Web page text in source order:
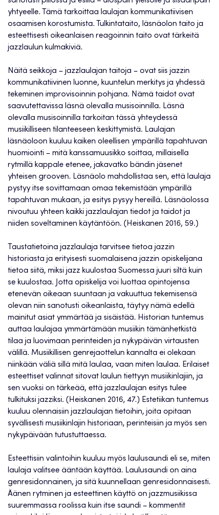
yhtyeelle. Tämä tarkoittaa laulajan kommunikatiivisen
osaamisen korostumista. Tulkintataito, läsnäolon taito ja
esteettisesti oikeanlaisen reagoinnin taito ovat tärkeitä
jazzlaulun kulmakiviä.
Näitä seikkoja – jazzlaulajan taitoja – ovat siis jazzin
kommunikatiivinen luonne, kuuntelun merkitys ja yhdessä
tekeminen improvisoinnin pohjana. Nämä taidot ovat
saavutettavissa läsnä olevalla musisoinnilla. Läsnä
olevalla musisoinnilla tarkoitan tässä yhteydessä
musiikilliseen tilanteeseen keskittymistä. Laulajan
läsnäoloon kuuluu kaiken oleellisen ympärillä tapahtuvan
huomiointi – mitä kanssamuusikko soittaa, millaisella
rytmillä kappale etenee, jakavatko bändin jäsenet
yhteisen grooven. Läsnäolo mahdollistaa sen, että laulaja
pystyy itse sovittamaan omaa tekemistään ympärillä
tapahtuvan mukaan, ja esitys pysyy hereillä. Läsnäolossa
nivoutuu yhteen kaikki jazzlaulajan tiedot ja taidot ja
niiden soveltaminen käytäntöön. (Heiskanen 2016, 59.)
Taustatietoina jazzlaulaja tarvitsee tietoa jazzin
historiasta ja erityisesti suomalaisena jazzin opiskelijana
tietoa siitä, miksi jazz kuulostaa Suomessa juuri siltä kuin
se kuulostaa. Jotta opiskelija voi luottaa opintojensa
etenevän oikeaan suuntaan ja vakuuttua tekemisensä
olevan niin sanotusti oikeanlaista, täytyy nämä edellä
mainitut asiat ymmärtää ja sisäistää. Historian tuntemus
auttaa laulajaa ymmärtämään musiikin tämänhetkistä
tilaa ja luovimaan perinteiden ja nykypäivän virtausten
välillä. Musiikillisen genrejaottelun kannalta ei olekaan
niinkään väliä sillä mitä laulaa, vaan miten laulaa. Erilaiset
esteettiset valinnat sitovat laulun tiettyyn musiikinlajiin, ja
sen vuoksi on tärkeää, että jazzlaulajan esitys tulee
tulkituksi jazziksi. (Heiskanen 2016, 47.) Estetiikan tuntemus
kuuluu olennaisiin jazzlaulajan tietoihin, joita opitaan
syvällisesti musiikinlajin historiaan, perinteisiin ja myös sen
nykypäivään tutustuttaessa.
Esteettisiin valintoihin kuuluu myös laulusaundi eli se, miten
laulaja valitsee ääntään käyttää. Laulusaundi on aina
genresidonnainen, ja sitä kuunnellaan genresidonnaisesti.
Äänen rytminen ja esteettinen käyttö on jazzmusiikissa
suuremmassa roolissa kuin itse saundi – kommentit